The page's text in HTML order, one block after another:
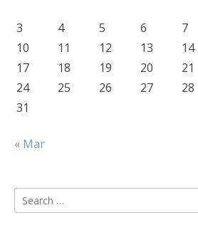
3
4 5 6 7
10
11 12 13 14
17
18 19 20 21
24
25 26 27 28
31
« Mar
Search
for: